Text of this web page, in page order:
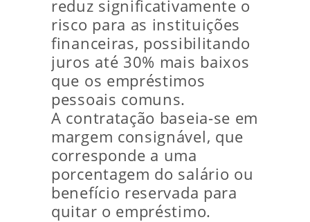
reduz significativamente o
risco para as instituições
financeiras, possibilitando
juros até 30% mais baixos
que os empréstimos
pessoais comuns.
A contratação baseia-se em
margem consignável, que
corresponde a uma
porcentagem do salário ou
benefício reservada para
quitar o empréstimo.